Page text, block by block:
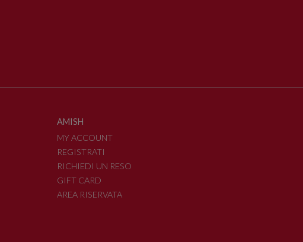
AMISH
MY ACCOUNT
REGISTRATI
RICHIEDI UN RESO
GIFT CARD
AREA RISERVATA